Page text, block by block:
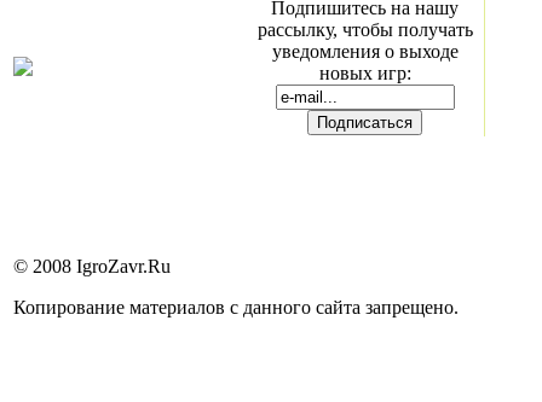
Подпишитесь на нашу
рассылку, чтобы получать
уведомления о выходе
новых игр:
© 2008 IgroZavr.Ru
Копирование материалов с данного сайта запрещено.